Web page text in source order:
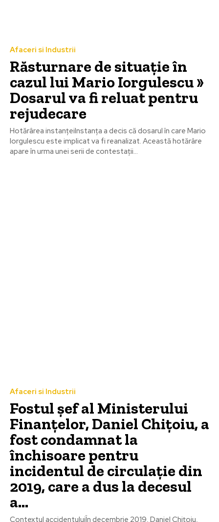
Afaceri si Industrii
Răsturnare de situație în
cazul lui Mario Iorgulescu »
Dosarul va fi reluat pentru
rejudecare
Hotărârea instanțeiInstanța a decis că dosarul în care Mario
Iorgulescu este implicat va fi reanalizat. Această hotărâre
apare în urma unei serii de contestații...
Afaceri si Industrii
Fostul șef al Ministerului
Finanțelor, Daniel Chițoiu, a
fost condamnat la
închisoare pentru
incidentul de circulație din
2019, care a dus la decesul
a...
Contextul accidentuluiÎn decembrie 2019, Daniel Chițoiu,